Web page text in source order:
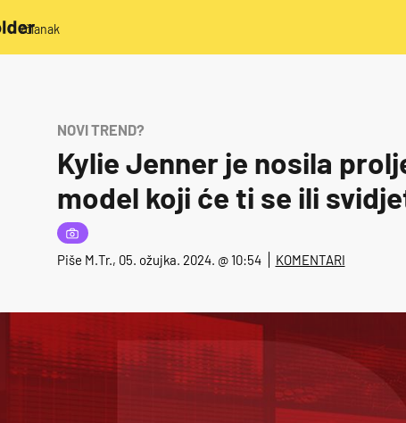
/članak
NOVI TREND?
Kylie Jenner je nosila
model koji će ti se ili
Piše M.Tr., 05. ožujka. 2024. @ 10:54 KOMENTARI